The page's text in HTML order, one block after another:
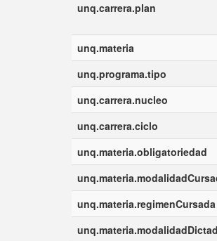
unq.carrera.plan
unq.materia
unq.programa.tipo
unq.carrera.nucleo
unq.carrera.ciclo
unq.materia.obligatoriedad
unq.materia.regimenCursada